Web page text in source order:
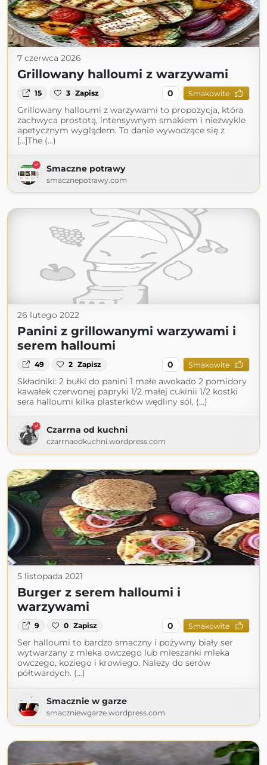
7 czerwca 2026
Grillowany halloumi z warzywami
15 3 Zapisz 0 Smakowite
Grillowany halloumi z warzywami to propozycja, która
zachwyca prostotą, intensywnym smakiem i niezwykle
apetycznym wyglądem. To danie wywodzące się z
[…]The (...)
Smaczne potrawy
smacznepotrawy.com
26 lutego 2022
Panini z grillowanymi warzywami i
serem halloumi
49 2 Zapisz 0 Smakowite
Składniki: 2 bułki do panini 1 małe awokado 2 pomidory
kawałek czerwonej papryki 1/2 małej cukinii 1/2 kostki
sera halloumi kilka plasterków wędliny sól, (...)
Czarrna od kuchni
czarrnaodkuchni.wordpress.com
5 listopada 2021
Burger z serem halloumi i
warzywami
9 0 Zapisz 0 Smakowite
Ser halloumi to bardzo smaczny i pożywny biały ser
wytwarzany z mleka owczego lub mieszanki mleka
owczego, koziego i krowiego. Należy do serów
półtwardych. (...)
Smacznie w garze
smaczniewgarze.wordpress.com